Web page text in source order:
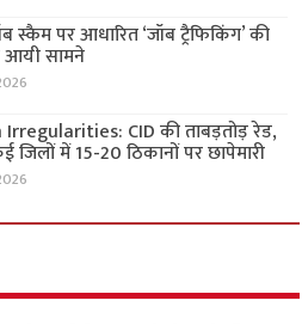
स्कैम पर आधारित ‘जॉब ट्रैफिकिंग’ की
सामने
Irregularities: CID की ताबड़तोड़ रेड,
जिलों में 15-20 ठिकानों पर छापेमारी